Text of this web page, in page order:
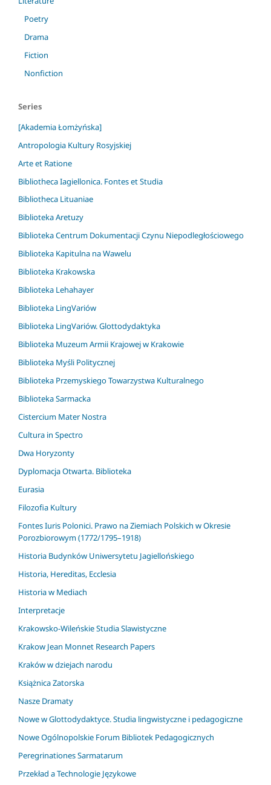
Poetry
Drama
Fiction
Nonfiction
Series
[Akademia Łomżyńska]
Antropologia Kultury Rosyjskiej
Arte et Ratione
Bibliotheca Iagiellonica. Fontes et Studia
Bibliotheca Lituaniae
Biblioteka Aretuzy
Biblioteka Centrum Dokumentacji Czynu Niepodległościowego
Biblioteka Kapitulna na Wawelu
Biblioteka Krakowska
Biblioteka Lehahayer
Biblioteka LingVariów
Biblioteka LingVariów. Glottodydaktyka
Biblioteka Muzeum Armii Krajowej w Krakowie
Biblioteka Myśli Politycznej
Biblioteka Przemyskiego Towarzystwa Kulturalnego
Biblioteka Sarmacka
Cistercium Mater Nostra
Cultura in Spectro
Dwa Horyzonty
Dyplomacja Otwarta. Biblioteka
Eurasia
Filozofia Kultury
Fontes Iuris Polonici. Prawo na Ziemiach Polskich w Okresie
Porozbiorowym (1772/1795–1918)
Historia Budynków Uniwersytetu Jagiellońskiego
Historia, Hereditas, Ecclesia
Historia w Mediach
Interpretacje
Krakowsko-Wileńskie Studia Slawistyczne
Krakow Jean Monnet Research Papers
Kraków w dziejach narodu
Książnica Zatorska
Nasze Dramaty
Nowe w Glottodydaktyce. Studia lingwistyczne i pedagogiczne
Nowe Ogólnopolskie Forum Bibliotek Pedagogicznych
Peregrinationes Sarmatarum
Przekład a Technologie Językowe